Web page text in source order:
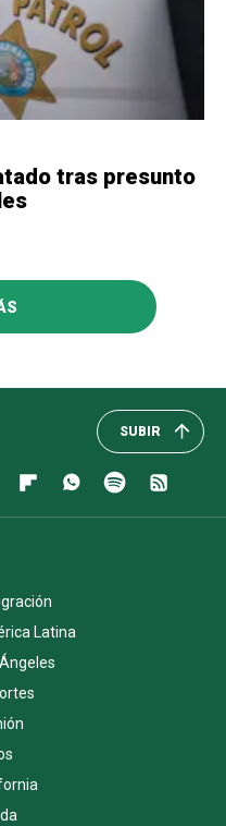
tras presunto
SUBIR
Latina